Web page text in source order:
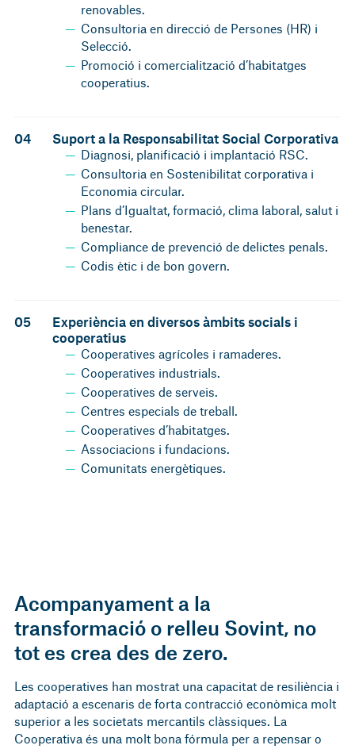
renovables.
Consultoria en direcció de Persones (HR) i
Selecció.
Promoció i comercialització d’habitatges
cooperatius.
04 Suport a la Responsabilitat Social Corporativa
Diagnosi, planificació i implantació RSC.
Consultoria en Sostenibilitat corporativa i
Economia circular.
Plans d’Igualtat, formació, clima laboral, salut i
benestar.
Compliance de prevenció de delictes penals.
Codis ètic i de bon govern.
05
Experiència en diversos àmbits socials i
cooperatius
Cooperatives agrícoles i ramaderes.
Cooperatives industrials.
Cooperatives de serveis.
Centres especials de treball.
Cooperatives d’habitatges.
Associacions i fundacions.
Comunitats energètiques.
Acompanyament a la
transformació o relleu Sovint, no
tot es crea des de zero.
Les cooperatives han mostrat una capacitat de resiliència i
adaptació a escenaris de forta contracció econòmica molt
superior a les societats mercantils clàssiques. La
Cooperativa és una molt bona fórmula per a repensar o